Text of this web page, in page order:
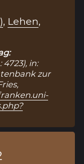
, Lehen,
4723), in:
zur